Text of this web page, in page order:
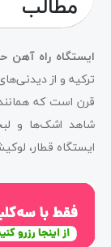
مطالب
ایستگاه راه آهن
ترکیه و از
قرن است که
شاهد اشک‌ها و
ایستگاه قطار،